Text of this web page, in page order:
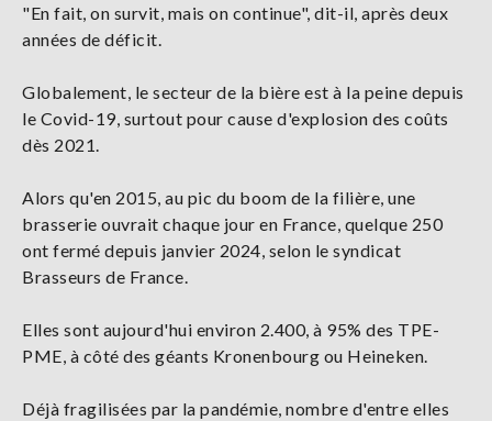
"En fait, on survit, mais on continue", dit-il, après deux
années de déficit.
Globalement, le secteur de la bière est à la peine depuis
le Covid-19, surtout pour cause d'explosion des coûts
dès 2021.
Alors qu'en 2015, au pic du boom de la filière, une
brasserie ouvrait chaque jour en France, quelque 250
ont fermé depuis janvier 2024, selon le syndicat
Brasseurs de France.
Elles sont aujourd'hui environ 2.400, à 95% des TPE-
PME, à côté des géants Kronenbourg ou Heineken.
Déjà fragilisées par la pandémie, nombre d'entre elles